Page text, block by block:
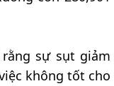
sự sụt giảm
không tốt cho